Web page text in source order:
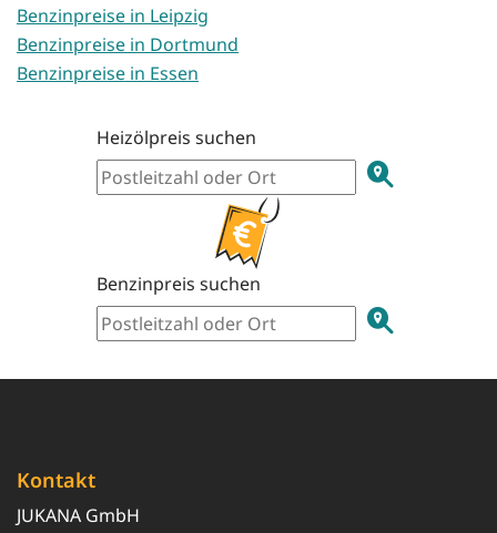
Benzinpreise in Leipzig
Benzinpreise in Dortmund
Benzinpreise in Essen
Heizölpreis suchen
Benzinpreis suchen
Kontakt
JUKANA GmbH